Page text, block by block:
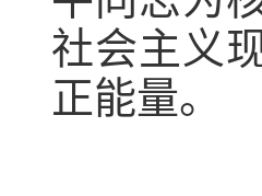
社会主义
正能量。